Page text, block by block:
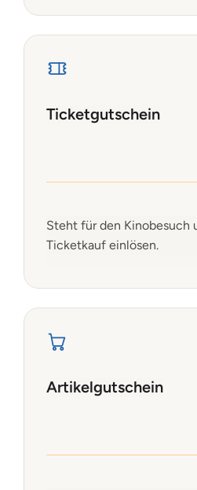
Ticketgutschein
Steht für den Kinobesuch
Ticketkauf einlösen.
Artikelgutschein